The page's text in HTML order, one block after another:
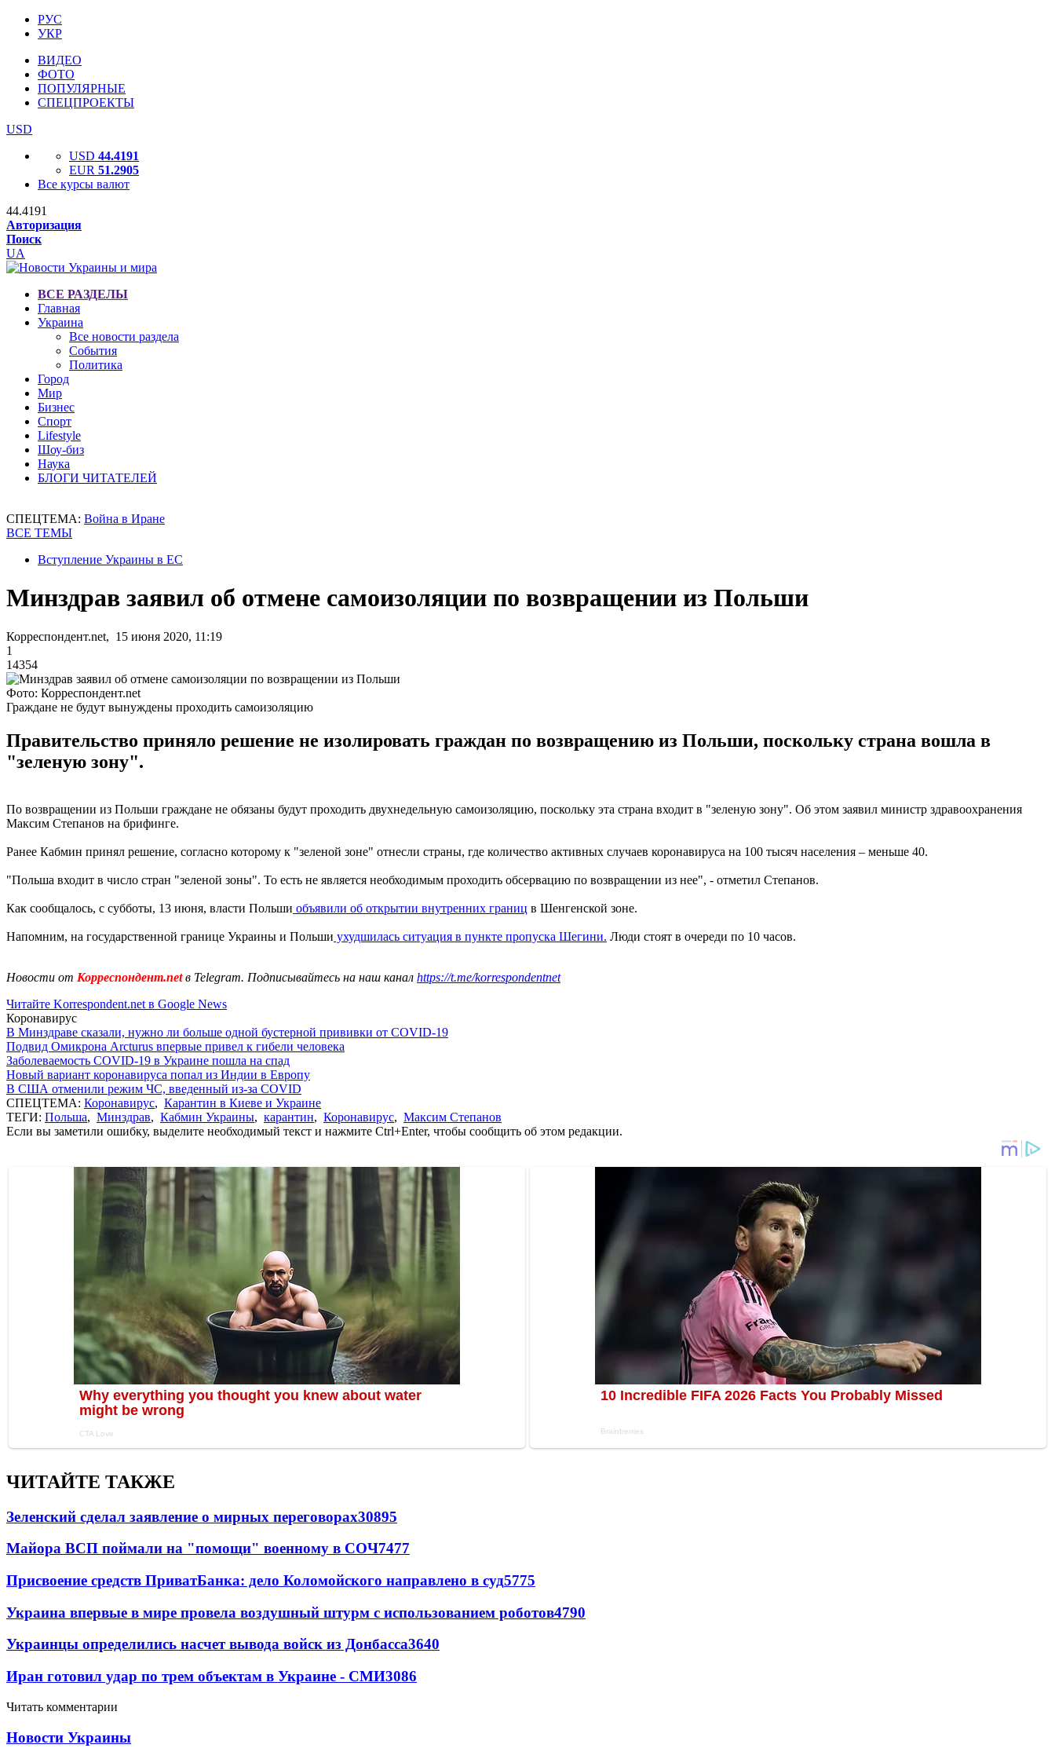
РУС
УКР
ВИДЕО
ФОТО
ПОПУЛЯРНЫЕ
СПЕЦПРОЕКТЫ
USD
USD 44.4191
EUR 51.2905
Все курсы валют
44.4191
Авторизация
Поиск
UA
ВСЕ РАЗДЕЛЫ
Главная
Украина
Все новости раздела
События
Политика
Город
Мир
Бизнес
Спорт
Lifestyle
Шоу-биз
Наука
БЛОГИ ЧИТАТЕЛЕЙ
СПЕЦТЕМА: Война в Иране
ВСЕ ТЕМЫ
Вступление Украины в ЕС
Минздрав заявил об отмене самоизоляции по возвращении из Польши
Корреспондент.net, 15 июня 2020, 11:19
1
14354
Фото: Корреспондент.net
Граждане не будут вынуждены проходить самоизоляцию
Правительство приняло решение не изолировать граждан по возвращению из Польши, поскольку страна вошла в
"зеленую зону".
По возвращении из Польши граждане не обязаны будут проходить двухнедельную самоизоляцию, поскольку эта страна входит в "зеленую зону". Об этом заявил министр здравоохранения
Максим Степанов на брифинге.
Ранее Кабмин принял решение, согласно которому к "зеленой зоне" отнесли страны, где количество активных случаев коронавируса на 100 тысяч населения – меньше 40.
"Польша входит в число стран "зеленой зоны". То есть не является необходимым проходить обсервацию по возвращении из нее", - отметил Степанов.
Как сообщалось, с субботы, 13 июня, власти Польши объявили об открытии внутренних границ в Шенгенской зоне.
Напомним, на государственной границе Украины и Польши ухудшилась ситуация в пункте пропуска Шегини. Люди стоят в очереди по 10 часов.
Новости от Корреспондент.netв Telegram. Подписывайтесь на наш канал https://t.me/korrespondentnet
Читайте Korrespondent.net в Google News
Коронавирус
В Минздраве сказали, нужно ли больше одной бустерной прививки от COVID-19
Подвид Омикрона Arcturus впервые привел к гибели человека
Заболеваемость COVID-19 в Украине пошла на спад
Новый вариант коронавируса попал из Индии в Европу
В США отменили режим ЧС, введенный из-за COVID
СПЕЦТЕМА: Коронавирус, Карантин в Киеве и Украине
ТЕГИ: Польша, Минздрав, Кабмин Украины, карантин, Коронавирус, Максим Степанов
Если вы заметили ошибку, выделите необходимый текст и нажмите Ctrl+Enter, чтобы сообщить об этом редакции.
ЧИТАЙТЕ ТАКЖЕ
Зеленский сделал заявление о мирных переговорах30895
Майора ВСП поймали на "помощи" военному в СОЧ7477
Присвоение средств ПриватБанка: дело Коломойского направлено в суд5775
Украина впервые в мире провела воздушный штурм с использованием роботов4790
Украинцы определились насчет вывода войск из Донбасса3640
Иран готовил удар по трем объектам в Украине - СМИ3086
Читать комментарии
Новости Украины